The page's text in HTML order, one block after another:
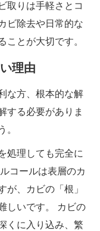
取りは手軽さとコ
ビ除去や日常的な
ことが大切です。
理由
な方、根本的な解
する必要がありま
。
処理しても完全に
コールは表層のカ
が、カビの「根」
しいです。 カビの
くに入り込み、繁